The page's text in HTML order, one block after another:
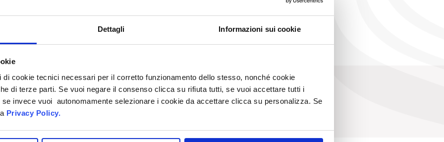
Dettagli Informazioni sui cookie
cookie tecnici necessari per il corretto funzionamento dello stesso, nonché cookie
di terze parti. Se vuoi negare il consenso clicca su rifiuta tutti, se vuoi accettare tutti i
invece vuoi autonomamente selezionare i cookie da accettare clicca su personalizza. Se
Privacy Policy.